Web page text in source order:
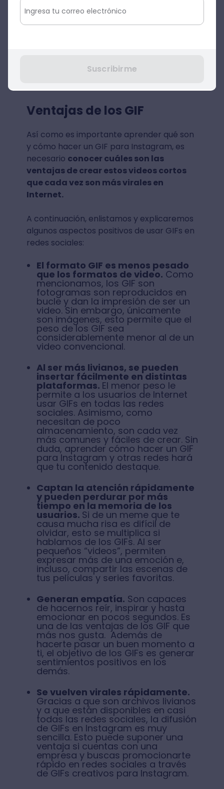
Muestra de ello, esel GIF más usado de
19. Este simpático GIF tiene alrededor de
1.061.535.526 vistas. 😱
Ventajas de los GIF
Así como es importante aprender qué son
y cómo hacer un GIF para Instagram, es
necesario conocer cuáles son las
ventajas de crear estos videos cortos
que cada vez son más virales en
Internet.
A continuación, enlistamos y explicaremos
algunos aspectos positivos de usar GIFs en
redes sociales:
El formato GIF es menos pesado
que los formatos de video. Como
mencionamos, los GIF son
fotogramas son reproducidos en
bucle y dan la impresión de ser un
video. Sin embargo, únicamente
son imágenes, esto permite que el
peso de los GIF sea
considerablemente menor al de un
video convencional.
Al ser más livianos, se pueden
insertar fácilmente en distintas
plataformas. El menor peso le
permite a los usuarios de Internet
usar GIFs en todas las redes
sociales. Asimismo, como
necesitan de poco
almacenamiento, son cada vez
más comunes y fáciles de crear. Sin
duda, aprender cómo hacer un GIF
para Instagram y otras redes hará
que tu contenido destaque.
Captan la atención rápidamente
y pueden perdurar por más
tiempo en la memoria de los
usuarios. Si de un meme que te
causa mucha risa es difícil de
olvidar, esto se multiplica si
hablamos de los GIFs. Al ser
pequeños “videos”, permiten
expresar más de una emoción e,
incluso, compartir las escenas de
tus películas y series favoritas.
Generan empatía. Son capaces
de hacernos reír, inspirar y hasta
emocionar en pocos segundos. Es
una de las ventajas de los GIF que
más nos gusta. Además de
hacerte pasar un buen momento a
ti, el objetivo de los GIFs es generar
sentimientos positivos en los
demás.
Se vuelven virales rápidamente.
Gracias a que son archivos livianos
y a que están disponibles en casi
todas las redes sociales, la difusión
de GIFs en Instagram es muy
sencilla. Esto puede suponer una
ventaja si cuentas con una
empresa y buscas promocionarte
rápido en redes sociales a través
de GIFs creativos para Instagram.
Suscribirme